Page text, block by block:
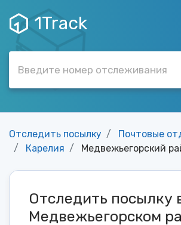
1Track
Отследить посылку
Почтовые
Карелия
Медвежьегорский
Отследить посылку
Медвежьегорском